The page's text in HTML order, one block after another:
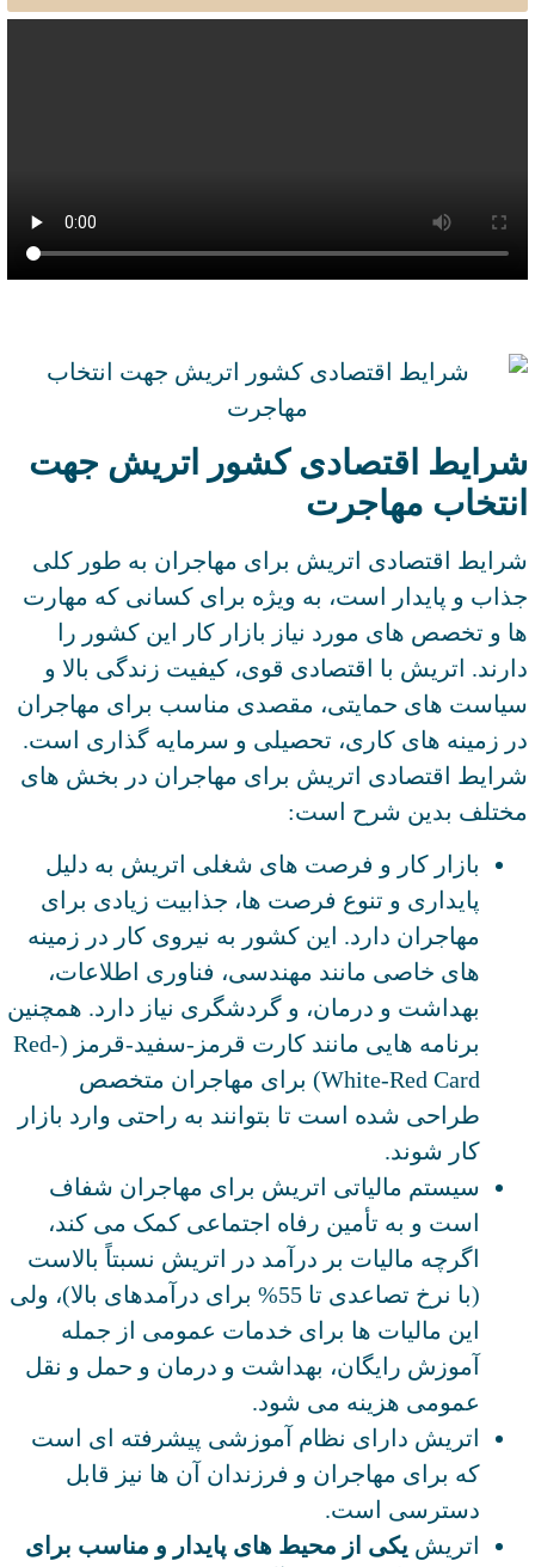
شرایط اقتصادی کشور اتریش جهت
انتخاب مهاجرت
شرایط اقتصادی اتریش برای مهاجران به طور کلی
جذاب و پایدار است، به ویژه برای کسانی که مهارت
ها و تخصص های مورد نیاز بازار کار این کشور را
دارند. اتریش با اقتصادی قوی، کیفیت زندگی بالا و
سیاست های حمایتی، مقصدی مناسب برای مهاجران
در زمینه های کاری، تحصیلی و سرمایه گذاری است.
شرایط اقتصادی اتریش برای مهاجران در بخش های
مختلف بدین شرح است:
بازار کار و فرصت های شغلی اتریش به دلیل
پایداری و تنوع فرصت ها، جذابیت زیادی برای
مهاجران دارد. این کشور به نیروی کار در زمینه
های خاصی مانند مهندسی، فناوری اطلاعات،
بهداشت و درمان، و گردشگری نیاز دارد. همچنین
برنامه هایی مانند کارت قرمز-سفید-قرمز (Red-
White-Red Card) برای مهاجران متخصص
طراحی شده است تا بتوانند به راحتی وارد بازار
کار شوند.
سیستم مالیاتی اتریش برای مهاجران شفاف
است و به تأمین رفاه اجتماعی کمک می کند،
اگرچه مالیات بر درآمد در اتریش نسبتاً بالاست
(با نرخ تصاعدی تا 55% برای درآمدهای بالا)، ولی
این مالیات ها برای خدمات عمومی از جمله
آموزش رایگان، بهداشت و درمان و حمل‌ و نقل
عمومی هزینه می‌ شود.
اتریش دارای نظام آموزشی پیشرفته ای است
که برای مهاجران و فرزندان آن‌ ها نیز قابل
دسترسی است.
اتریش یکی از محیط های پایدار و مناسب برای